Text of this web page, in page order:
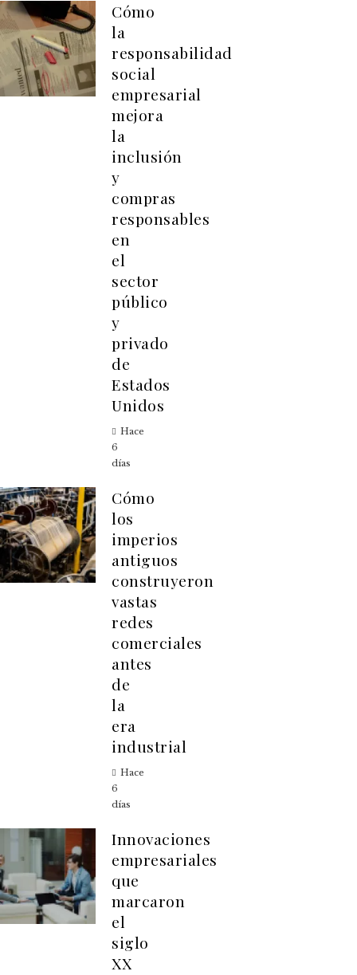
Cómo
la
responsabilidad
social
empresarial
mejora
la
inclusión
y
compras
responsables
en
el
sector
público
y
privado
de
Estados
Unidos
Hace
6
días
Cómo
los
imperios
antiguos
construyeron
vastas
redes
comerciales
antes
de
la
era
industrial
Hace
6
días
Innovaciones
empresariales
que
marcaron
el
siglo
XX